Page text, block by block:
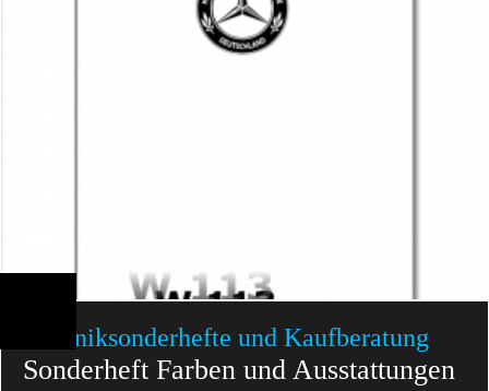
Technik­sonderhefte und Kaufberatung
Sonderheft Farben und Ausstattungen